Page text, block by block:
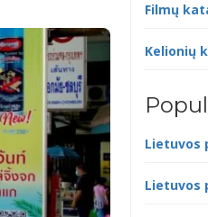
Filmų
Kelionių
Lietuvos
Lietuvos